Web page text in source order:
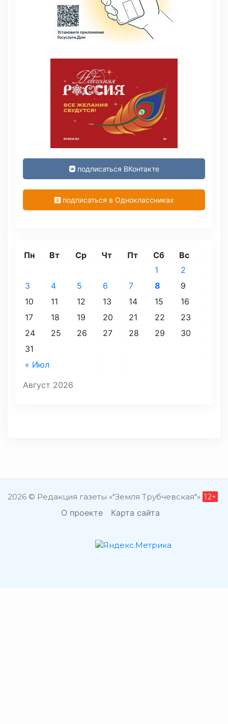
подписаться ВКонтакте
подписаться в Одноклассниках
Август 2026
Пн Вт Ср Чт Пт Сб Вс
« Июл
1
2
3
4 5 6 7 8
9
10
11 12 13 14 15
16
17
18 19 20 21 22
23
24
25 26 27 28 29
30
31
2026 © Редакция газеты «"Земля Трубчевская"» 12+
О проекте Карта сайта